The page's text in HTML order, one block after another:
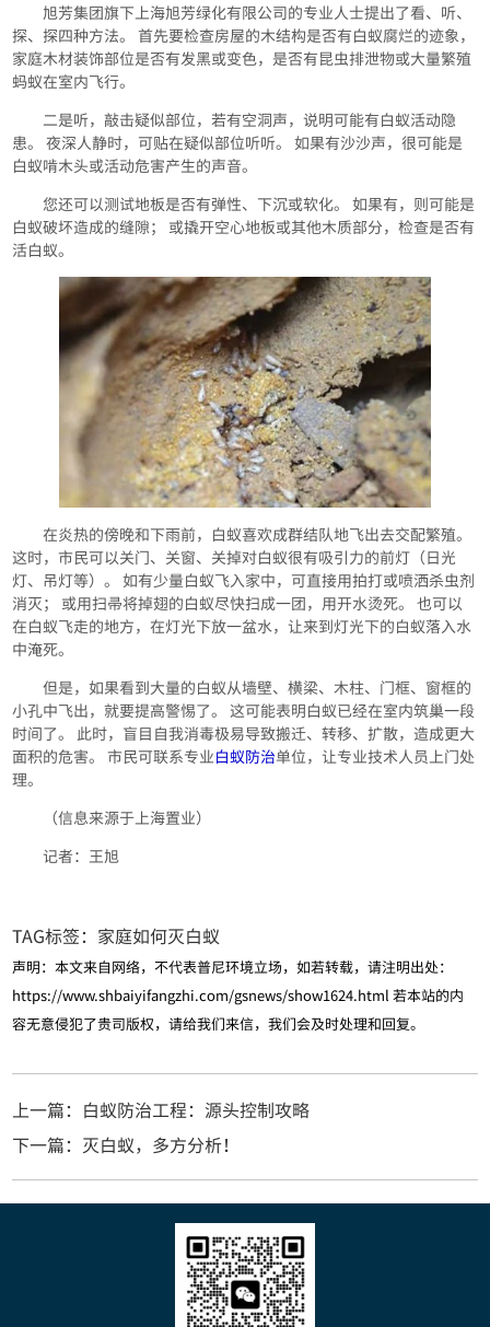
旭芳集团旗下上海旭芳绿化有限公司的专业人士提出了看、听、
探、探四种方法。 首先要检查房屋的木结构是否有白蚁腐烂的迹象，
家庭木材装饰部位是否有发黑或变色，是否有昆虫排泄物或大量繁殖
蚂蚁在室内飞行。
二是听，敲击疑似部位，若有空洞声，说明可能有白蚁活动隐
患。 夜深人静时，可贴在疑似部位听听。 如果有沙沙声，很可能是
白蚁啃木头或活动危害产生的声音。
您还可以测试地板是否有弹性、下沉或软化。 如果有，则可能是
白蚁破坏造成的缝隙； 或撬开空心地板或其他木质部分，检查是否有
活白蚁。
在炎热的傍晚和下雨前，白蚁喜欢成群结队地飞出去交配繁殖。
这时，市民可以关门、关窗、关掉对白蚁很有吸引力的前灯（日光
灯、吊灯等）。 如有少量白蚁飞入家中，可直接用拍打或喷洒杀虫剂
消灭； 或用扫帚将掉翅的白蚁尽快扫成一团，用开水烫死。 也可以
在白蚁飞走的地方，在灯光下放一盆水，让来到灯光下的白蚁落入水
中淹死。
但是，如果看到大量的白蚁从墙壁、横梁、木柱、门框、窗框的
小孔中飞出，就要提高警惕了。 这可能表明白蚁已经在室内筑巢一段
时间了。 此时，盲目自我消毒极易导致搬迁、转移、扩散，造成更大
面积的危害。 市民可联系专业白蚁防治单位，让专业技术人员上门处
理。
（信息来源于上海置业）
记者：王旭
TAG标签： 家庭如何灭白蚁
声明：本文来自网络，不代表普尼环境立场，如若转载，请注明出处：
https://www.shbaiyifangzhi.com/gsnews/show1624.html 若本站的内
容无意侵犯了贵司版权，请给我们来信，我们会及时处理和回复。
上一篇：白蚁防治工程：源头控制攻略
下一篇：灭白蚁，多方分析！